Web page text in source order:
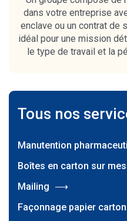
dans votre entreprise
enclave ou un contrat de
idéal pour une mission
le type de travail et la
Tous nos
Manutention
Boîtes en carton sur
Mailing
Façonnage papier carton